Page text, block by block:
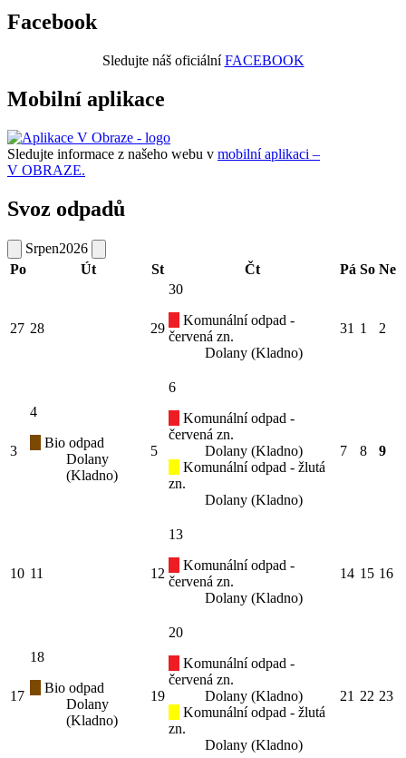
Facebook
Sledujte náš oficiálníFACEBOOK
Mobilní aplikace
Sledujte informace z našeho webu v mobilní aplikaci –
V OBRAZE.
Svoz odpadů
Srpen2026
Po
Út St Čt Pá So Ne
27 28 29
30
Komunální odpad -
červená zn.
Dolany (Kladno)
31 1 2
3
4
Bio odpad
Dolany
(Kladno)
5
6
Komunální odpad -
červená zn.
Dolany (Kladno)
Komunální odpad - žlutá
zn.
Dolany (Kladno)
7 8 9
10 11 12
13
Komunální odpad -
červená zn.
Dolany (Kladno)
14 15 16
17
18
Bio odpad
Dolany
(Kladno)
19
20
Komunální odpad -
červená zn.
Dolany (Kladno)
Komunální odpad - žlutá
zn.
Dolany (Kladno)
21 22 23